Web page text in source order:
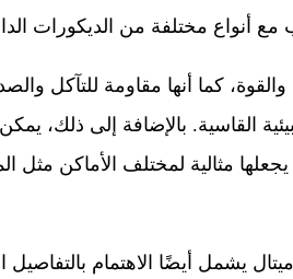
أنواع مختلفة من الديكورات
كما أنها مقاومة للتآكل
القاسية. بالإضافة إلى ذلك،
مثالية لمختلف الأماكن مثل
يشمل أيضًا الاهتمام بالتفاصيل